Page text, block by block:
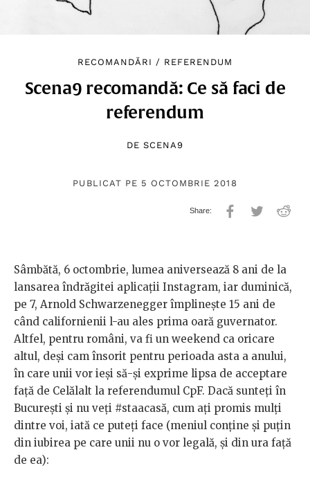
RECOMANDĂRI / REFERENDUM
Scena9 recomandă: Ce să faci de
referendum
DE SCENA9
PUBLICAT PE 5 OCTOMBRIE 2018
Sâmbătă, 6 octombrie, lumea aniversează 8 ani de la
lansarea îndrăgitei aplicații Instagram, iar duminică,
pe 7, Arnold Schwarzenegger împlineşte 15 ani de
când californienii l-au ales prima oară guvernator.
Altfel, pentru români, va fi un weekend ca oricare
altul, deși cam însorit pentru perioada asta a anului,
în care unii vor ieşi să-şi exprime lipsa de acceptare
faţă de Celălalt la referendumul CpF. Dacă sunteți în
București și nu veți #staacasă, cum ați promis mulţi
dintre voi, iată ce puteți face (meniul conține şi puţin
din iubirea pe care unii nu o vor legală, și din ura față
de ea):